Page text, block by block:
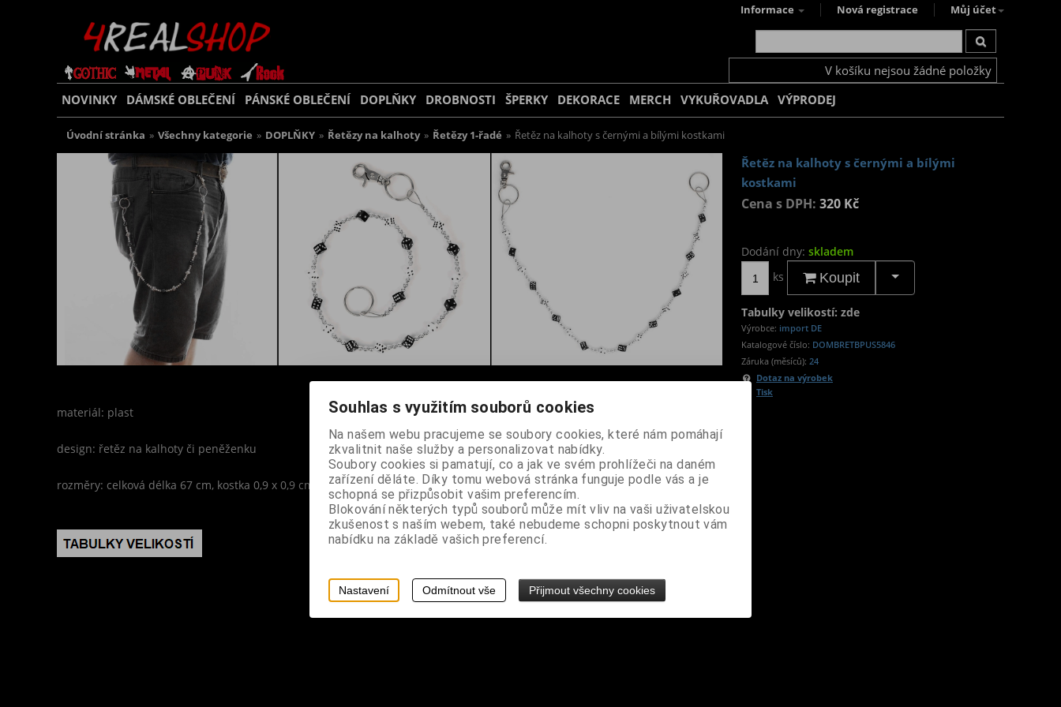
Informace Nová registrace Můj účet
V košíku nejsou žádné položky
NOVINKY DÁMSKÉ OBLEČENÍ PÁNSKÉ OBLEČENÍ DOPLŇKY DROBNOSTI ŠPERKY DEKORACE MERCH VYKUŘOVADLA VÝPRODEJ
Úvodní stránka » Všechny kategorie » DOPLŇKY » Řetězy na kalhoty » Řetězy 1-řadé » Řetěz na kalhoty s černými a bílými kostkami
Řetěz na kalhoty s černými a bílými
kostkami
Cena s DPH: 320 Kč
Dodání dny: skladem
ks
Koupit
Tabulky velikostí: zde
Výrobce: import DE
Katalogové číslo: DOMBRETBPUS5846
Záruka (měsíců): 24
Dotaz na výrobek
Tisk
materiál: plast
design: řetěz na kalhoty či peněženku
rozměry: celková délka 67 cm, kostka 0,9 x 0,9 cm
Souhlas s využitím souborů cookies
Na našem webu pracujeme se soubory cookies, které nám pomáhají
zkvalitnit naše služby a personalizovat nabídky.
Soubory cookies si pamatují, co a jak ve svém prohlížeči na daném
zařízení děláte. Díky tomu webová stránka funguje podle vás a je
schopná se přizpůsobit vašim preferencím.
Blokování některých typů souborů může mít vliv na vaši uživatelskou
zkušenost s naším webem, také nebudeme schopni poskytnout vám
nabídku na základě vašich preferencí.
Nastavení Odmítnout vše Přijmout všechny cookies